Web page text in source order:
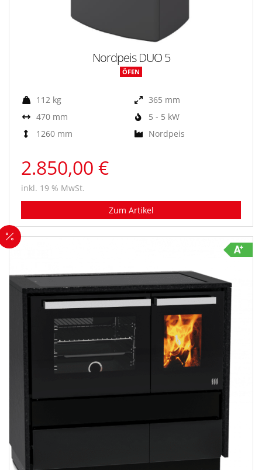
Nordpeis DUO 5
ÖFEN
112 kg
470 mm
1260 mm
365 mm
5 - 5 kW
Nordpeis
2.850,00 €
inkl. 19 % MwSt.
Zum Artikel